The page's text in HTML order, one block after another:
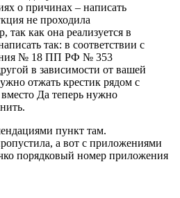
о причинах – написать
не проходила
как она реализуется в
так: в соответствии с
№ 18 ПП РФ № 353
в зависимости от вашей
отжать крестик рядом с
Да теперь нужно
пункт там.
а вот с приложениями
порядковый номер приложения